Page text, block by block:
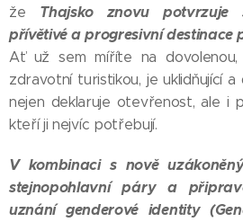
že Thajsko znovu potvrzuje
přívětivé a progresivní destinace
Ať už sem míříte na
zdravotní turistikou, je uklidňující
nejen deklaruje otevřenost, ale i
kteří ji nejvíc potřebují.
V kombinaci s nově
stejnopohlavní páry a
uznání genderové identity